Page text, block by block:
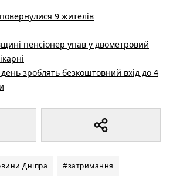
9 жителів
пенсіонер упав у двометровий
зроблять безкоштовний вхід до 4
Дніпра #затримання